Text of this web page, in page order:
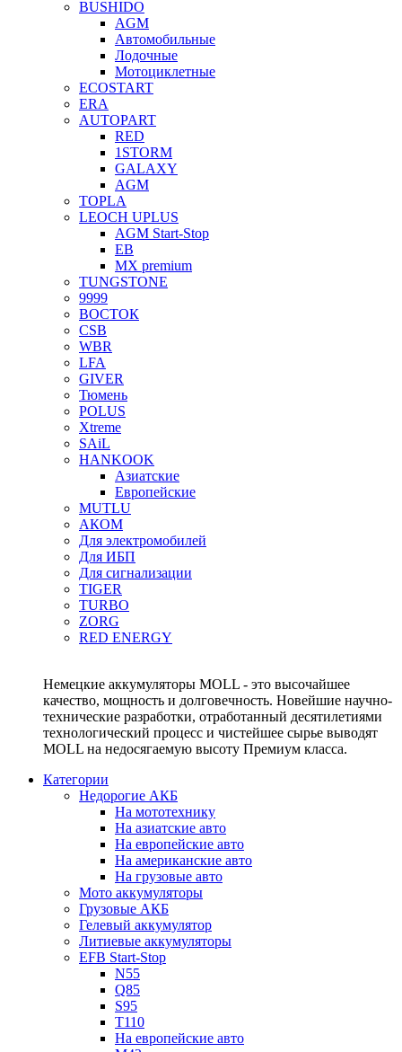
BUSHIDO
AGM
Автомобильные
Лодочные
Мотоциклетные
ECOSTART
ERA
AUTOPART
RED
1STORM
GALAXY
AGM
TOPLA
LEOCH UPLUS
AGM Start-Stop
EB
MX premium
TUNGSTONE
9999
ВОСТОК
CSB
WBR
LFA
GIVER
Тюмень
POLUS
Xtreme
SAiL
HANKOOK
Азиатские
Европейские
MUTLU
АКОМ
Для электромобилей
Для ИБП
Для сигнализации
TIGER
TURBO
ZORG
RED ENERGY
Немецкие аккумуляторы MOLL - это высочайшее
качество, мощность и долговечность. Новейшие научно-
технические разработки, отработанный десятилетиями
технологический процесс и чистейшее сырье выводят
MOLL на недосягаемую высоту Премиум класса.
Категории
Недорогие АКБ
На мототехнику
На азиатские авто
На европейские авто
На американские авто
На грузовые авто
Мото аккумуляторы
Грузовые АКБ
Гелевый аккумулятор
Литиевые аккумуляторы
EFB Start-Stop
N55
Q85
S95
T110
На европейские авто